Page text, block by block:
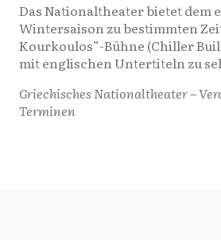
Das Nationaltheater bietet
Wintersaison zu bestimmten
Kourkoulos”-Bühne (Chiller
mit englischen Untertiteln zu
Griechisches Nationaltheater –
Terminen